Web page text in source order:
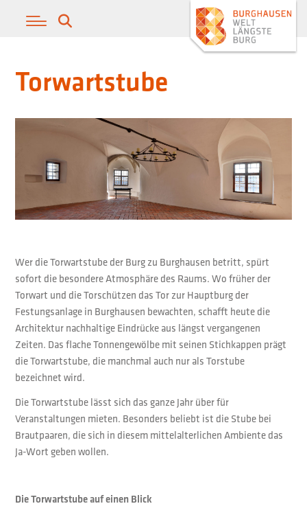
Torwartstube
Wer die Torwartstube der Burg zu Burghausen betritt, spürt
sofort die besondere Atmosphäre des Raums. Wo früher der
Torwart und die Torschützen das Tor zur Hauptburg der
Festungsanlage in Burghausen bewachten, schafft heute die
Architektur nachhaltige Eindrücke aus längst vergangenen
Zeiten. Das flache Tonnengewölbe mit seinen Stichkappen prägt
die Torwartstube, die manchmal auch nur als Torstube
bezeichnet wird.
Die Torwartstube lässt sich das ganze Jahr über für
Veranstaltungen mieten. Besonders beliebt ist die Stube bei
Brautpaaren, die sich in diesem mittelalterlichen Ambiente das
Ja-Wort geben wollen.
Die Torwartstube auf einen Blick